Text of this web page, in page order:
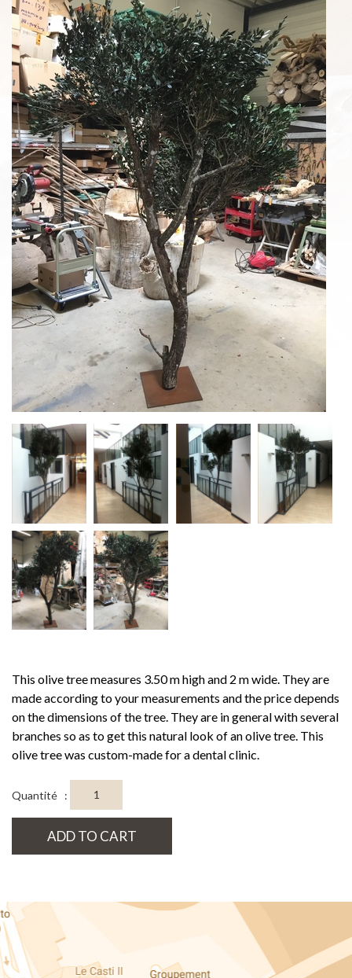
This olive tree measures 3.50 m high and 2 m wide. They are
made according to your measurements and the price depends
on the dimensions of the tree. They are in general with several
branches so as to get this natural look of an olive tree. This
olive tree was custom-made for a dental clinic.
Quantité :
ADD TO CART